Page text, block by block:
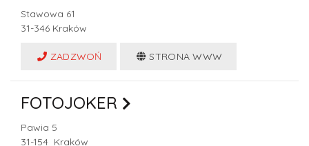
Stawowa 61
31-346 Kraków
ZADZWOŃ STRONA WWW
FOTOJOKER
Pawia 5
31-154 Kraków